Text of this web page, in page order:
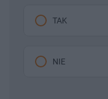
TAK
NIE